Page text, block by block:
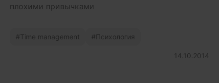
плохими привычками
Time management Психология
14.10.2014